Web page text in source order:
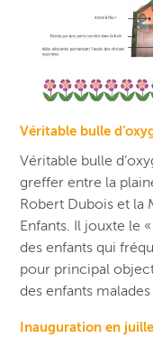
Véritable bulle
Véritable bulle
greffer entre la
Robert Dubois et la
Enfants. Il jouxte le
des enfants qui
pour principal
des enfants
Inauguration en